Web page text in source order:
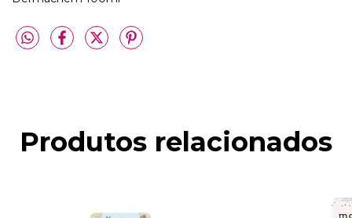
Produtos relacionados